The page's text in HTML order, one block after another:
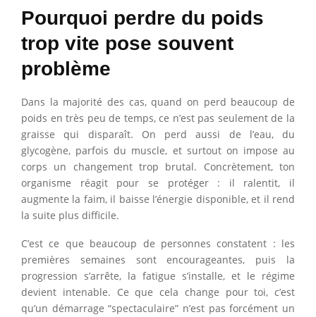
Pourquoi perdre du poids
trop vite pose souvent
problème
Dans la majorité des cas, quand on perd beaucoup de
poids en très peu de temps, ce n’est pas seulement de la
graisse qui disparaît. On perd aussi de l’eau, du
glycogène, parfois du muscle, et surtout on impose au
corps un changement trop brutal. Concrètement, ton
organisme réagit pour se protéger : il ralentit, il
augmente la faim, il baisse l’énergie disponible, et il rend
la suite plus difficile.
C’est ce que beaucoup de personnes constatent : les
premières semaines sont encourageantes, puis la
progression s’arrête, la fatigue s’installe, et le régime
devient intenable. Ce que cela change pour toi, c’est
qu’un démarrage “spectaculaire” n’est pas forcément un